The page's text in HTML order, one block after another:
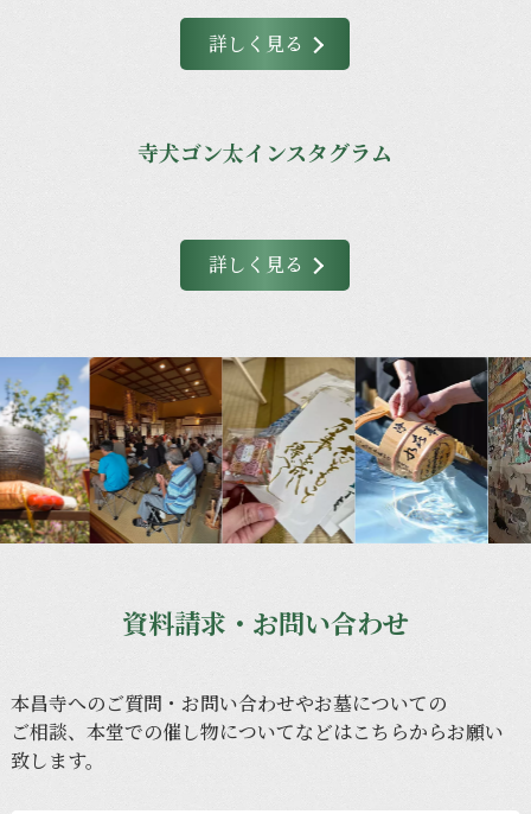
詳しく見る
寺犬ゴン太インスタグラム
詳しく見る
資料請求・お問い合わせ
本昌寺へのご質問・ お問い合わせやお墓についての
ご相談、 本堂での催し物についてなどはこちらからお願い
致します。